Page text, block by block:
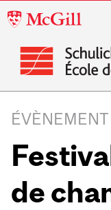
McGill
navigation
ÉVÈNEMENT
de